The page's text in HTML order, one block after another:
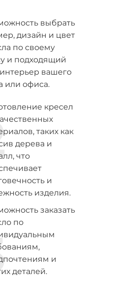
выбрать
дизайн и цвет
по своему
и подходящий
вашего
или офиса.
кресел
таких как
дерева и
что
и
изделия.
заказать
по
и
деталей.